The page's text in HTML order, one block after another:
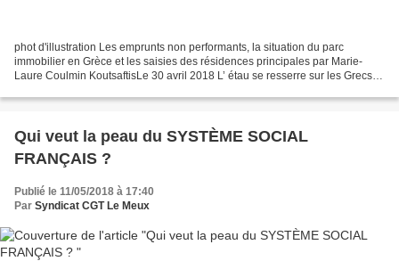
phot d'illustration Les emprunts non performants, la situation du parc
immobilier en Grèce et les saisies des résidences principales par Marie-
Laure Coulmin KoutsaftisLe 30 avril 2018 L’ étau se resserre sur les Grecs.
Qui veut la peau du SYSTÈME SOCIAL
FRANÇAIS ?
Publié le 11/05/2018 à 17:40
Par Syndicat CGT Le Meux